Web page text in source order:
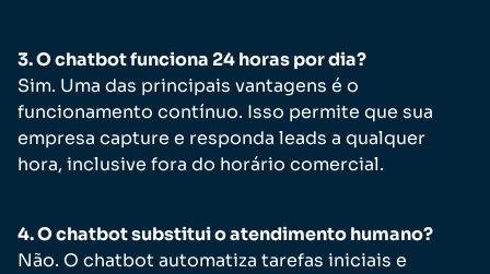
3. O chatbot funciona 24 horas por dia?
Sim. Uma das principais vantagens é o
funcionamento contínuo. Isso permite que sua
empresa capture e responda leads a qualquer
hora, inclusive fora do horário comercial.
4. O chatbot substitui o atendimento humano?
Não. O chatbot automatiza tarefas iniciais e